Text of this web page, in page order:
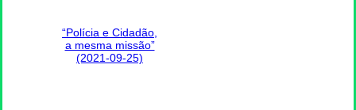
“Polícia e Cidadão,
a mesma missão”
(2021-09-25)